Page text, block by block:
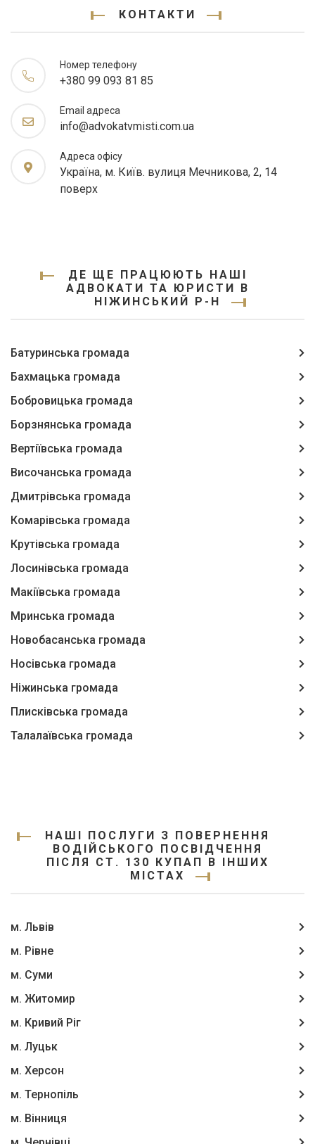
КОНТАКТИ
Номер телефону
+380 99 093 81 85
Email адреса
info@advokatvmisti.com.ua
Адреса офісу
Україна, м. Київ. вулиця Мечникова, 2, 14
поверх
ДЕ ЩЕ ПРАЦЮЮТЬ НАШІ
АДВОКАТИ ТА ЮРИСТИ В
НІЖИНСЬКИЙ Р-Н
Батуринська громада
Бахмацька громада
Бобровицька громада
Борзнянська громада
Вертіївська громада
Височанська громада
Дмитрівська громада
Комарівська громада
Крутівська громада
Лосинівська громада
Макіївська громада
Мринська громада
Новобасанська громада
Носівська громада
Ніжинська громада
Плисківська громада
Талалаївська громада
НАШІ ПОСЛУГИ З ПОВЕРНЕННЯ
ВОДІЙСЬКОГО ПОСВІДЧЕННЯ
ПІСЛЯ СТ. 130 КУПАП В ІНШИХ
МІСТАХ
м. Львів
м. Рівне
м. Суми
м. Житомир
м. Кривий Ріг
м. Луцьк
м. Херсон
м. Тернопіль
м. Вінниця